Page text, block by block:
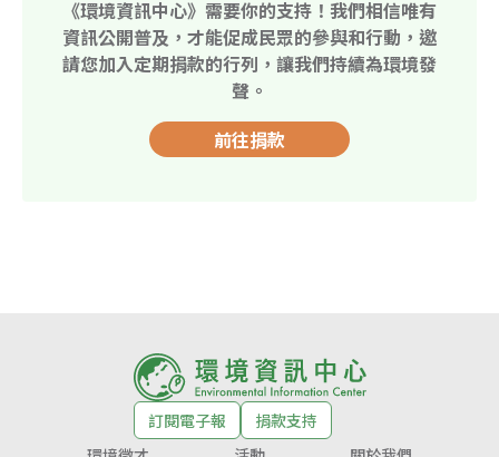
《環境資訊中心》需要你的支持！我們相信唯有
資訊公開普及，才能促成民眾的參與和行動，邀
請您加入定期捐款的行列，讓我們持續為環境發
聲。
前往捐款
訂閱電子報
捐款支持